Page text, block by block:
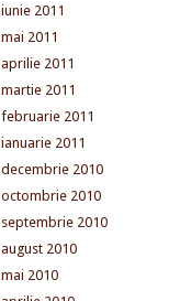
iunie 2011
mai 2011
aprilie 2011
martie 2011
februarie 2011
ianuarie 2011
decembrie 2010
octombrie 2010
septembrie 2010
august 2010
mai 2010